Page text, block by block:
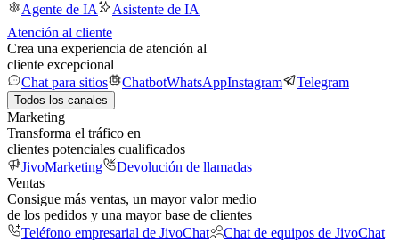
Agente de IA
Asistente de IA
Atención al cliente
Crea una experiencia de atención al
cliente excepcional
Chat para sitios
ChatbotWhatsAppInstagram Telegram
Todos los canales
Marketing
Transforma el tráfico en
clientes potenciales cualificados
JivoMarketing
Devolución de llamadas
Ventas
Consigue más ventas, un mayor valor medio
de los pedidos y una mayor base de clientes
Teléfono empresarial de JivoChat
Chat de equipos de JivoChat